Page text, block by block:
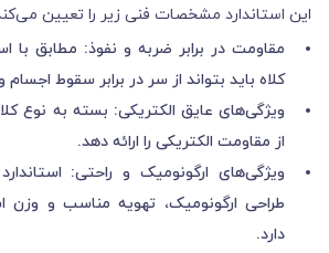
این استاندارد مشخصات فنی زیر را تعیین
مقاومت در برابر ضربه و نفوذ: مطابق با
کلاه باید بتواند از سر در برابر سقوط
ویژگی‌های عایق الکتریکی: بسته به نوع
از مقاومت الکتریکی را ارائه دهد.
طراحی ارگونومیک، تهویه مناسب و وزن
دارد.